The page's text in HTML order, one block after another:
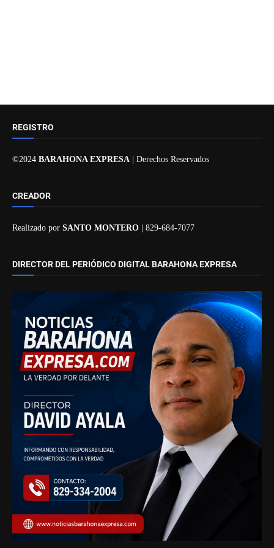
REGISTRO
©2024 BARAHONA EXPRESA | Derechos Reservados
CREADOR
Realizado por SANTO MONTERO | 829-684-7077
DIRECTOR DEL PERIÓDICO DIGITAL BARAHONA EXPRESA